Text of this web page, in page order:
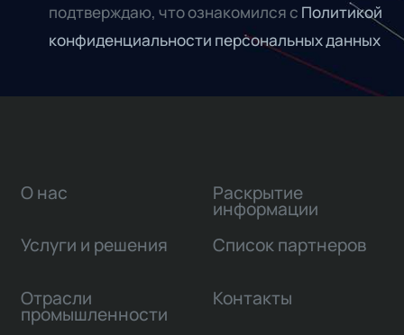
подтверждаю, что ознакомился с Политикой
конфиденциальности персональных данных
О нас
Услуги и решения
Отрасли
промышленности
Раскрытие
информации
Список партнеров
Контакты